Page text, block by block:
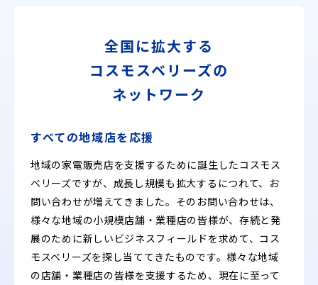
全国に拡大する
コスモスベリーズの
ネットワーク
すべての地域店を応援
地域の家電販売店を支援するために誕生したコスモス
ベリーズですが、成長し規模も拡大するにつれて、お
問い合わせが増えてきました。そのお問い合わせは、
様々な地域の小規模店舗・業種店の皆様が、存続と発
展のために新しいビジネスフィールドを求めて、コス
モスベリーズを探し当ててきたものです。様々な地域
の店舗・業種店の皆様を支援するため、現在に至って